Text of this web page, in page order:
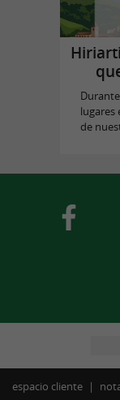
lugares
de
espacio cliente